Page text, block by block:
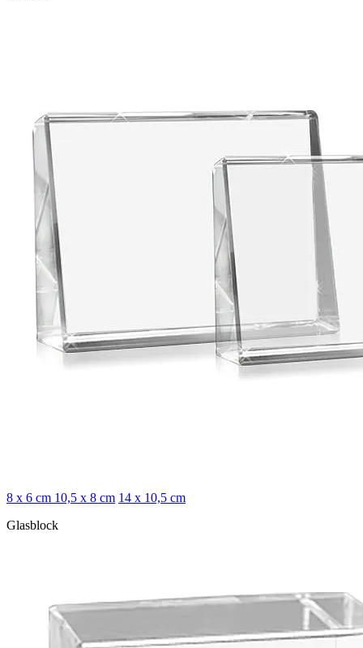
8 x 6 cm 10,5 x 8 cm 14 x 10,5 cm
Glasblock